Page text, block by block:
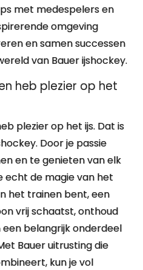
met medespelers en
omgeving
en samen successen
van Bauer ijshockey.
heb plezier op het
plezier op het ijs. Dat is
Door je passie
en te genieten van elk
echt de magie van het
het trainen bent, een
vrij schaatst, onthoud
belangrijk onderdeel
Bauer uitrusting die
kun je vol